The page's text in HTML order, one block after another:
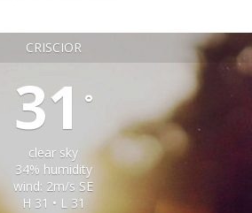
CRISCIOR
31 °
clear sky
34% humidity
wind: 2m/s SE
H 31 • L 31